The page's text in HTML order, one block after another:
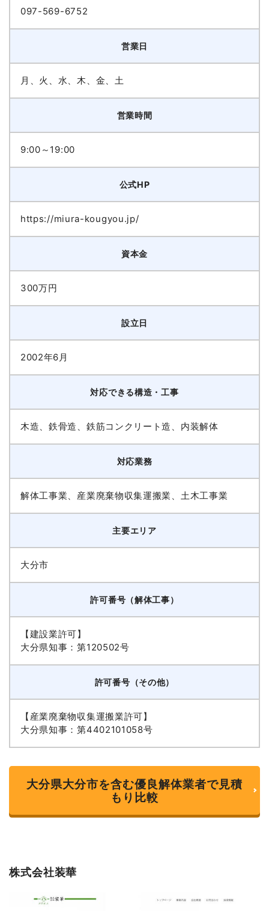
097-569-6752
営業日
月、火、水、木、金、土
営業時間
9:00～19:00
公式HP
https://miura-kougyou.jp/
資本金
300万円
設立日
2002年6月
対応できる構造・工事
木造、鉄骨造、鉄筋コンクリート造、内装解体
対応業務
解体工事業、産業廃棄物収集運搬業、土木工事業
主要エリア
大分市
許可番号（解体工事）
【建設業許可】
大分県知事：第120502号
許可番号（その他）
【産業廃棄物収集運搬業許可】
大分県知事：第4402101058号
大分県大分市を含む優良解体業者で見積
もり比較
株式会社装華